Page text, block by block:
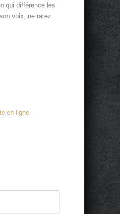
qui différence les
voix, ne ratez
en ligne